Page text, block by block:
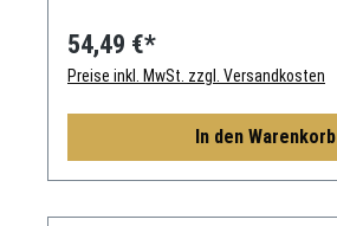
54,49 €*
Preise inkl. MwSt. zzgl. Versandkosten
In den Warenkorb